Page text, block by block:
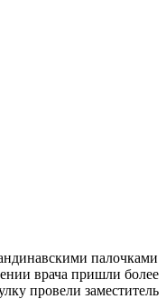
палочками
врача пришли более
провели заместитель